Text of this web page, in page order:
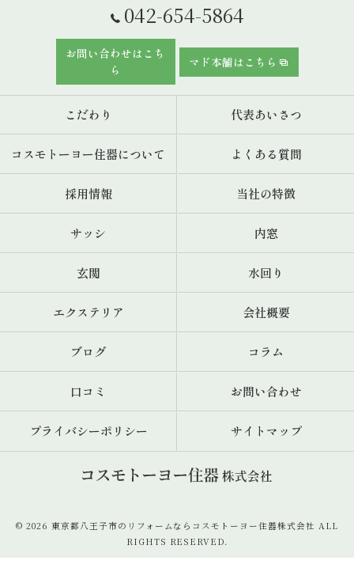
042-654-5864
お問い合わせはこち
ら
マド本舗はこちら
こだわり 代表あいさつ
コスモトーヨー住器について よくある質問
採用情報 当社の特徴
サッシ 内窓
玄関 水回り
エクステリア 会社概要
ブログ コラム
口コミ お問い合わせ
プライバシーポリシー サイトマップ
© 2026 東京都八王子市のリフォームならコスモトーヨー住器株式会社 ALL
RIGHTS RESERVED.